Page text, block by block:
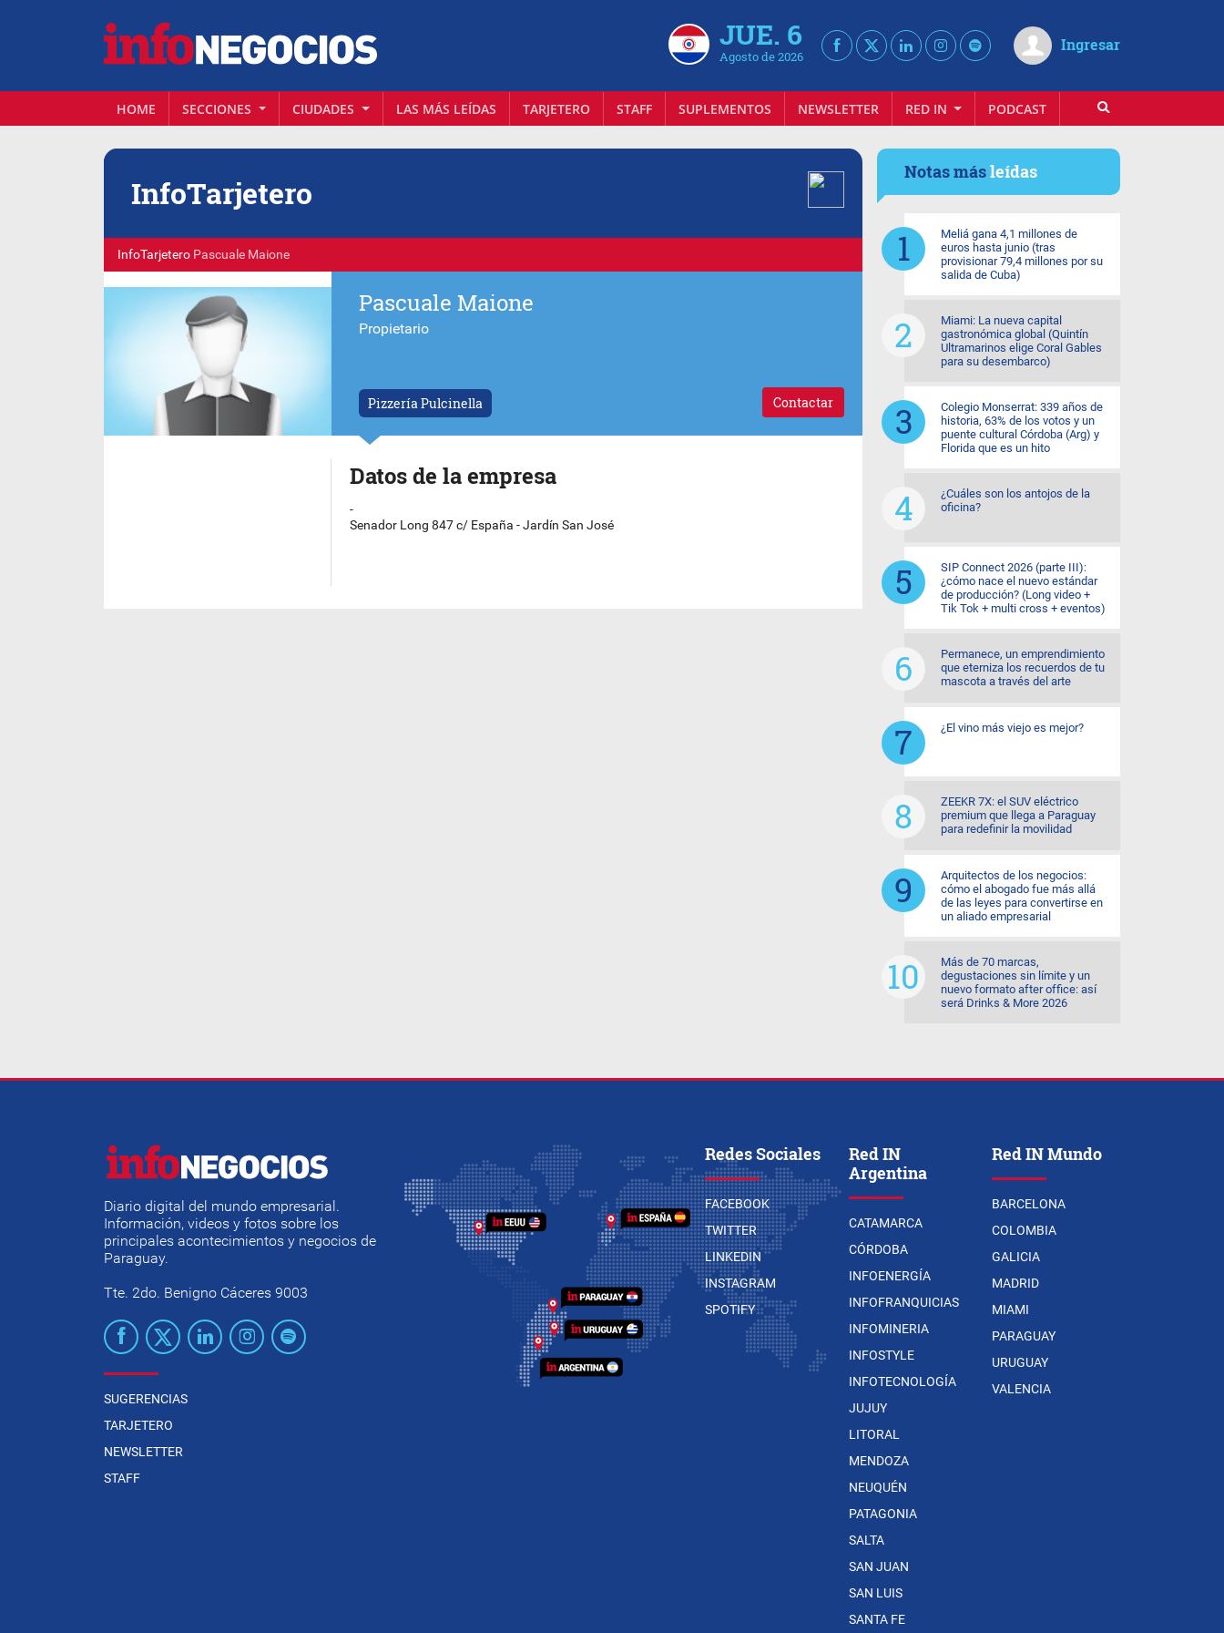
JUE. 6
Agosto de 2026
Ingresar
HOME SECCIONES CIUDADES LAS MÁS LEÍDAS TARJETERO STAFF SUPLEMENTOS NEWSLETTER RED IN PODCAST
InfoTarjetero
InfoTarjetero Pascuale Maione
Pascuale Maione
Propietario
Pizzería Pulcinella Contactar
Datos de la empresa
-
Senador Long 847 c/ España - Jardín San José
Notas másleídas
Meliá gana 4,1 millones de
euros hasta junio (tras
provisionar 79,4 millones por su
salida de Cuba)
Miami: La nueva capital
gastronómica global (Quintín
Ultramarinos elige Coral Gables
para su desembarco)
Colegio Monserrat: 339 años de
historia, 63% de los votos y un
puente cultural Córdoba (Arg) y
Florida que es un hito
¿Cuáles son los antojos de la
oficina?
SIP Connect 2026 (parte III):
¿cómo nace el nuevo estándar
de producción? (Long video +
Tik Tok + multi cross + eventos)
Permanece, un emprendimiento
que eterniza los recuerdos de tu
mascota a través del arte
¿El vino más viejo es mejor?
ZEEKR 7X: el SUV eléctrico
premium que llega a Paraguay
para redefinir la movilidad
Arquitectos de los negocios:
cómo el abogado fue más allá
de las leyes para convertirse en
un aliado empresarial
Más de 70 marcas,
degustaciones sin límite y un
nuevo formato after office: así
será Drinks & More 2026
Diario digital del mundo empresarial.
Información, videos y fotos sobre los
principales acontecimientos y negocios de
Paraguay.
Tte. 2do. Benigno Cáceres 9003
SUGERENCIAS
TARJETERO
NEWSLETTER
STAFF
Redes Sociales
FACEBOOK
TWITTER
LINKEDIN
INSTAGRAM
SPOTIFY
Red IN
Argentina
CATAMARCA
CÓRDOBA
INFOENERGÍA
INFOFRANQUICIAS
INFOMINERIA
INFOSTYLE
INFOTECNOLOGÍA
JUJUY
LITORAL
MENDOZA
NEUQUÉN
PATAGONIA
SALTA
SAN JUAN
SAN LUIS
SANTA FE
Red IN Mundo
BARCELONA
COLOMBIA
GALICIA
MADRID
MIAMI
PARAGUAY
URUGUAY
VALENCIA